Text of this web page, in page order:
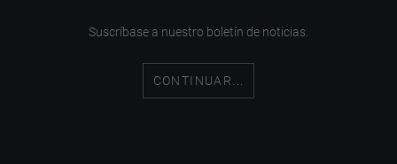
Suscríbase a nuestro boletín de noticias.
CONTINUAR...